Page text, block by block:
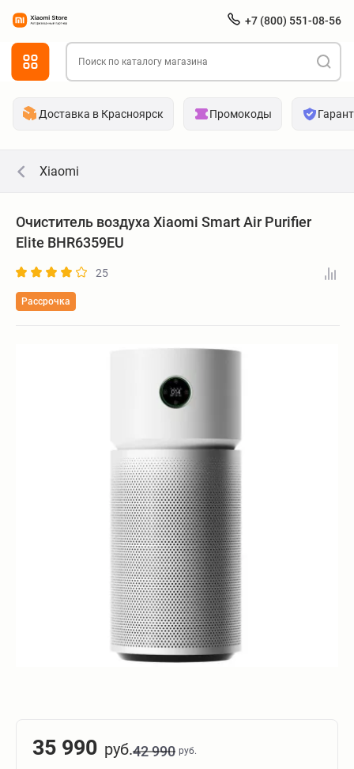
+7 (800) 551-08-56
Доставка в Красноярск Промокоды
Xiaomi
Очиститель воздуха Xiaomi Smart Air Purifier
Elite BHR6359EU
25
Рассрочка
35 990 руб.42 990 руб.